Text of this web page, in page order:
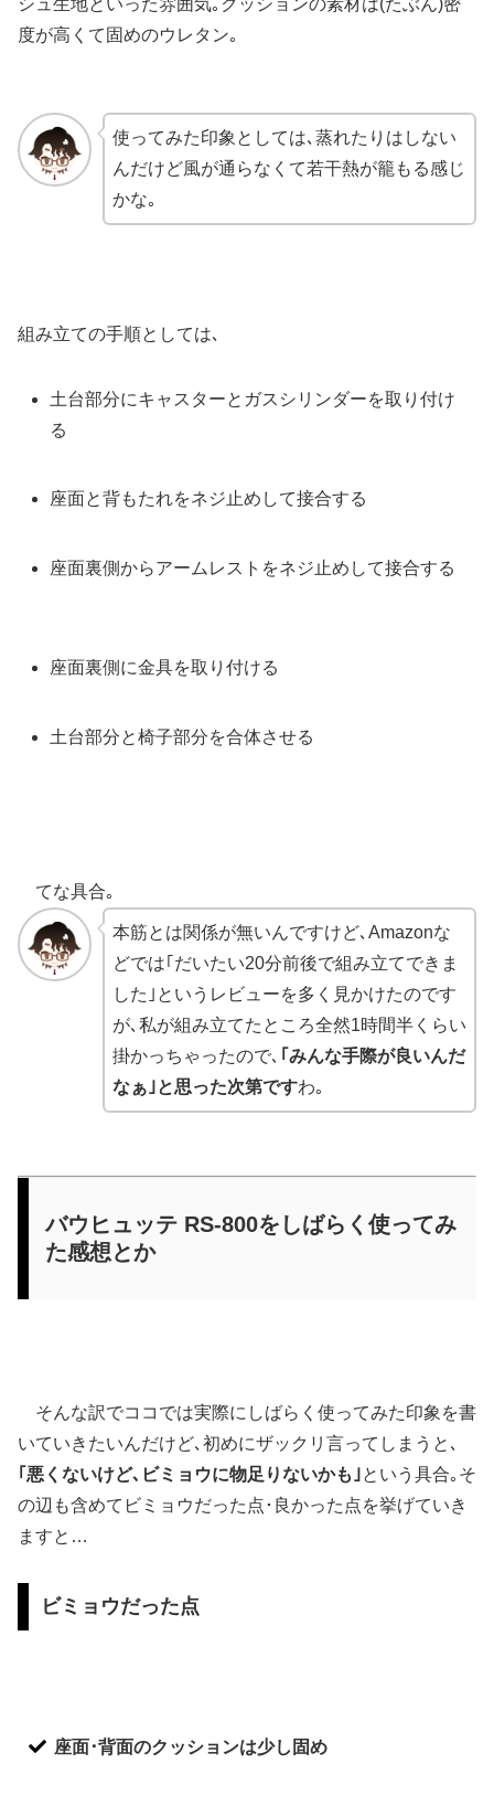
シュ生地といった雰囲気｡クッションの素材は(たぶん)密
度が高くて固めのウレタン｡
使ってみた印象としては､蒸れたりはしない
んだけど風が通らなくて若干熱が籠もる感じ
かな｡
組み立ての手順としては､
土台部分にキャスターとガスシリンダーを取り付け
る
座面と背もたれをネジ止めして接合する
座面裏側からアームレストをネジ止めして接合する
座面裏側に金具を取り付ける
土台部分と椅子部分を合体させる
てな具合｡
本筋とは関係が無いんですけど､Amazonな
どでは｢だいたい20分前後で組み立てできま
した｣というレビューを多く見かけたのです
が､私が組み立てたところ全然1時間半くらい
掛かっちゃったので､ ｢みんな手際が良いんだ
なぁ｣と思った次第ですわ｡
バウヒュッテ RS-800をしばらく使ってみ
た感想とか
そんな訳でココでは実際にしばらく使ってみた印象を書
いていきたいんだけど､初めにザックリ言ってしまうと､
｢悪くないけど､ビミョウに物足りないかも｣という具合｡そ
の辺も含めて ビミョウだった点 ･ 良かった点を挙げていき
ますと…
ビミョウだった点
座面･背面のクッションは少し固め